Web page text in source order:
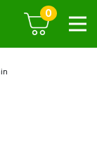
0